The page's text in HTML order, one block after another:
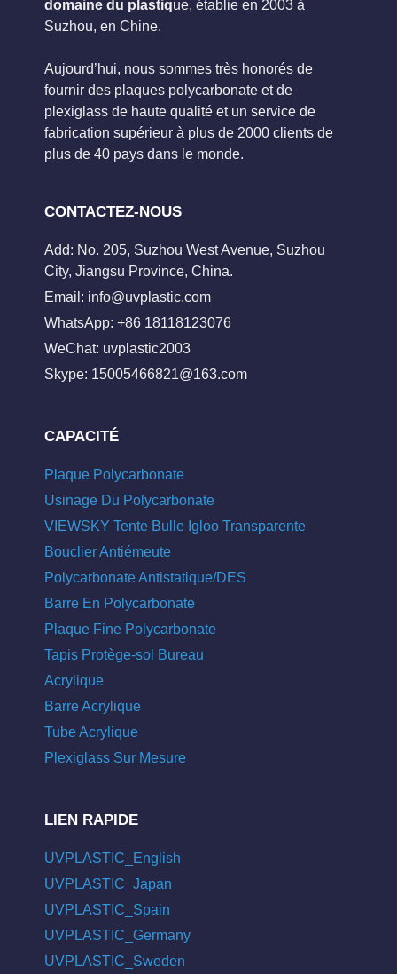
domaine du plastique, établie en 2003 à
Suzhou, en Chine.
Aujourd’hui, nous sommes très honorés de
fournir des plaques polycarbonate et de
plexiglass de haute qualité et un service de
fabrication supérieur à plus de 2000 clients de
plus de 40 pays dans le monde.
CONTACTEZ-NOUS
Add: No. 205, Suzhou West Avenue, Suzhou
City, Jiangsu Province, China.
Email: info@uvplastic.com
WhatsApp: +86 18118123076
WeChat: uvplastic2003
Skype: 15005466821@163.com
CAPACITÉ
Plaque Polycarbonate
Usinage Du Polycarbonate
VIEWSKY Tente Bulle Igloo Transparente
Bouclier Antiémeute
Polycarbonate Antistatique/DES
Barre En Polycarbonate
Plaque Fine Polycarbonate
Tapis Protège-sol Bureau
Acrylique
Barre Acrylique
Tube Acrylique
Plexiglass Sur Mesure
LIEN RAPIDE
UVPLASTIC_English
UVPLASTIC_Japan
UVPLASTIC_Spain
UVPLASTIC_Germany
UVPLASTIC_Sweden